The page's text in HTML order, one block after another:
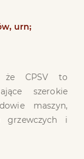
urn;
że CPSV to
szerokie
maszyn,
grzewczych i